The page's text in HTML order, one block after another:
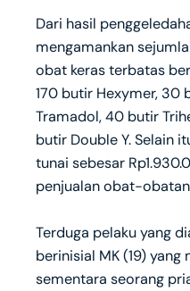
‎Dari hasil
mengamankan
obat keras terbatas
170 butir Hexymer, 30
Tramadol, 40 butir
butir Double Y. Selain
tunai sebesar
penjualan obat-
‎Terduga pelaku yang
berinisial MK (19)
sementara seorang